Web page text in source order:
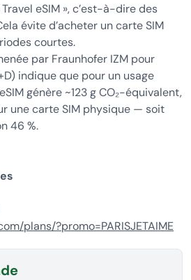
eSIM », c’est-à-dire des
évite d’acheter un carte SIM
courtes.
par Fraunhofer IZM pour
indique que pour un usage
génère ~123 g CO₂-équivalent,
une carte SIM physique — soit
46 %.
plans/?promo=PARISJETAIME